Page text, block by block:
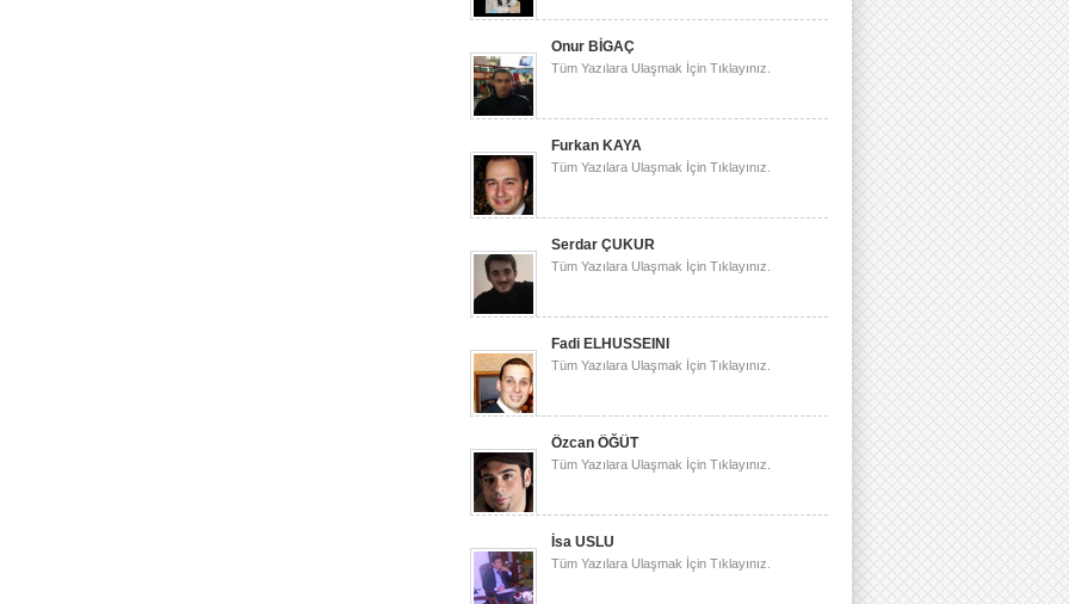
Onur BİGAÇ
Tüm Yazılara Ulaşmak İçin Tıklayınız.
Furkan KAYA
Tüm Yazılara Ulaşmak İçin Tıklayınız.
Serdar ÇUKUR
Tüm Yazılara Ulaşmak İçin Tıklayınız.
Fadi ELHUSSEINI
Tüm Yazılara Ulaşmak İçin Tıklayınız.
Özcan ÖĞÜT
Tüm Yazılara Ulaşmak İçin Tıklayınız.
İsa USLU
Tüm Yazılara Ulaşmak İçin Tıklayınız.